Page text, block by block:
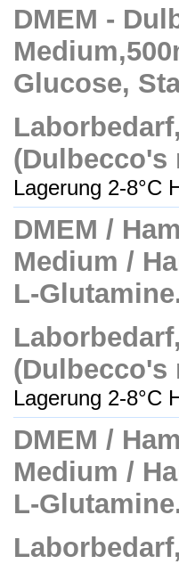
DMEM -
Glucose,
(Dulbecco's
Lagerung 2-8°C
DMEM /
Medium /
L-
(Dulbecco's
Lagerung 2-8°C
DMEM /
Medium /
L-